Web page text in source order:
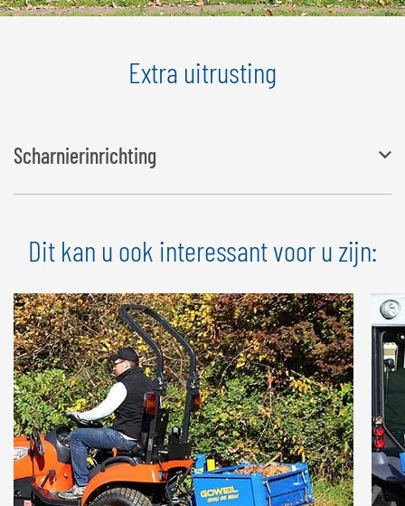
Extra uitrusting
Scharnierinrichting
worden aangebracht en afgenomen, verhoogt het voorschutbord
met 450 mm, kan ook worden gebruikt als verlengstuk voor bakken
Dit kan u ook interessant voor u zijn: